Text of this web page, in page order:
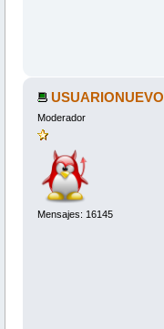
USUARIONUEVO
Moderador
Mensajes: 16145